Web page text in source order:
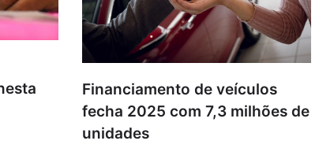
Financiamento de veículos
fecha 2025 com 7,3 milhões de
unidades